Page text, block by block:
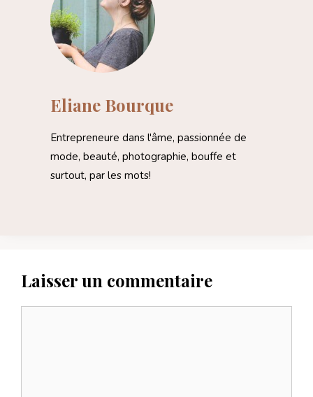
Eliane Bourque
Entrepreneure dans l'âme, passionnée de
mode, beauté, photographie, bouffe et
surtout, par les mots!
Laisser un commentaire